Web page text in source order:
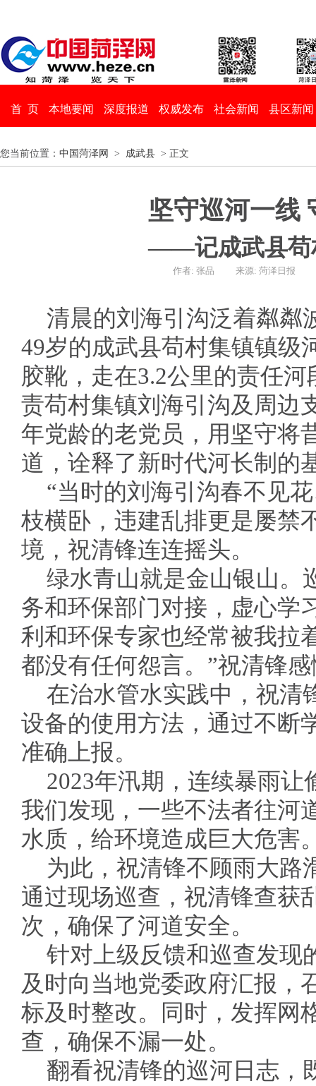
首 页 本地要闻 深度报道 权威发布 社会新闻 县区新闻
您当前位置： 中国菏泽网 > 成武县 > 正文
坚守巡河一线
——记成武县苟
作者: 张品 来源: 菏泽日报
清晨的刘海引沟泛着粼粼
49岁的成武县苟村集镇镇级
胶靴，走在3.2公里的责任
责苟村集镇刘海引沟及周边
年党龄的老党员，用坚守将
道，诠释了新时代河长制的
“当时的刘海引沟春不见
枝横卧，违建乱排更是屡禁
境，祝清锋连连摇头。
绿水青山就是金山银山。
务和环保部门对接，虚心学
利和环保专家也经常被我拉
都没有任何怨言。”祝清锋
在治水管水实践中，祝清
设备的使用方法，通过不断
准确上报。
2023年汛期，连续暴雨让
我们发现，一些不法者往河
水质，给环境造成巨大危害
为此，祝清锋不顾雨大路
通过现场巡查，祝清锋查获
次，确保了河道安全。
针对上级反馈和巡查发现
及时向当地党委政府汇报，
标及时整改。同时，发挥网
查，确保不漏一处。
翻看祝清锋的巡河日志，